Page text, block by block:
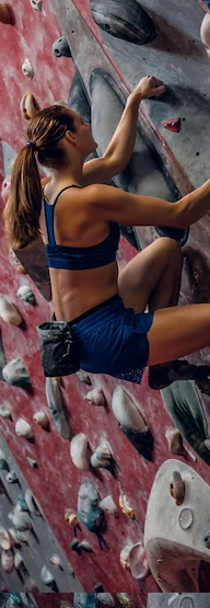
для создания
работ. Более 1 миллиона
креаторов,
и студий.